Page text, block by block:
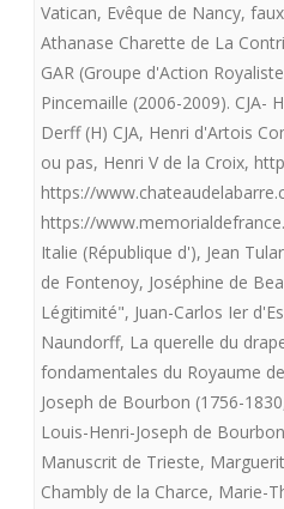
Vatican, Evêque de Nancy,
Athanase Charette de La
GAR (Groupe d'Action
Pincemaille (2006-2009). CJA-
Derff (H) CJA, Henri d'Artois
ou pas, Henri V de la Croix,
https://
https://
Italie (République d'), Jean
de Fontenoy, Joséphine de
Légitimité", Juan-Carlos Ier
Naundorff, La querelle du
fondamentales du Royaume
Joseph de Bourbon (1756-1830
Louis-Henri-Joseph de
Manuscrit de Trieste,
Chambly de la Charce, Marie-